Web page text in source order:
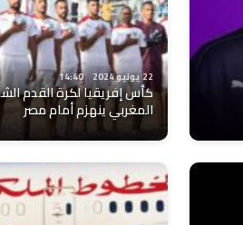
22 يونيو 2024 14:40
كأس إفريقيا لكرة القدم
المغربي ينهزم أمام مصر